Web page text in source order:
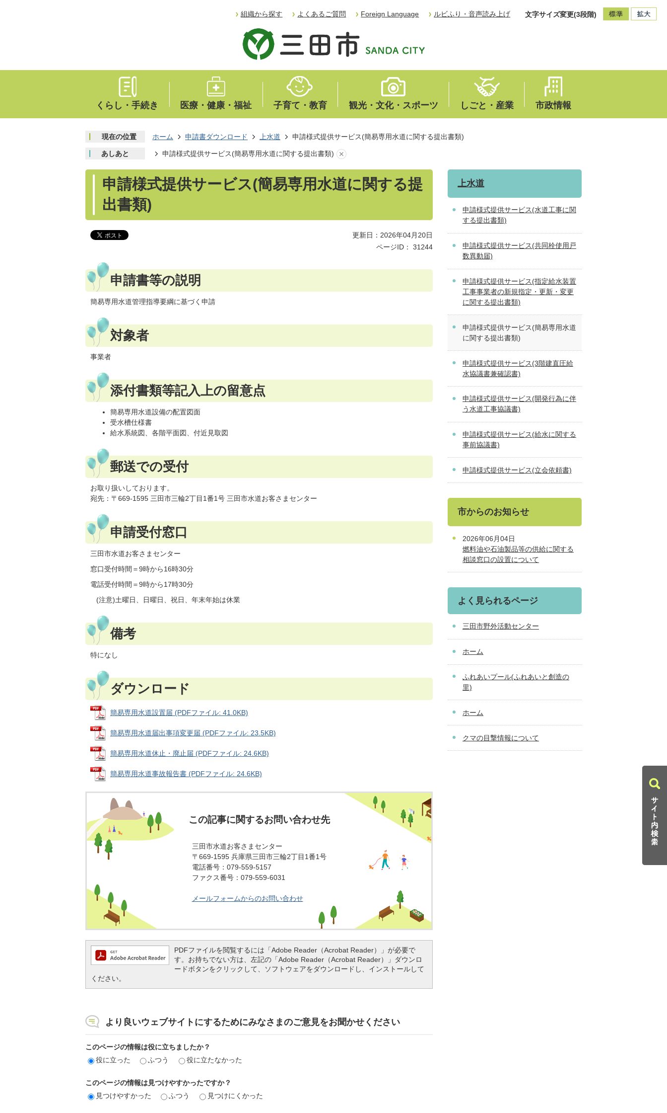
組織から探す よくあるご質問 Foreign Language ルビふり・音声読み上げ 文字サイズ変更(3段階)
くらし・手続き 医療・健康・福祉 子育て・教育 観光・文化・スポーツ しごと・産業 市政情報
現在の位置 ホーム 申請書ダウンロード 上水道 申請様式提供サービス(簡易専用水道に関する提出書類)
あしあと 申請様式提供サービス(簡易専用水道に関する提出書類)
申請様式提供サービス(簡易専用水道に関する提
出書類)
更新日：2026年04月20日
ページID：
31244
申請書等の説明
簡易専用水道管理指導要綱に基づく申請
対象者
事業者
添付書類等記入上の留意点
簡易専用水道設備の配置図面
受水槽仕様書
給水系統図、各階平面図、付近見取図
郵送での受付
お取り扱いしております。
宛先：〒669-1595 三田市三輪2丁目1番1号 三田市水道お客さまセンター
申請受付窓口
三田市水道お客さまセンター
窓口受付時間＝9時から16時30分
電話受付時間＝9時から17時30分
(注意)土曜日、日曜日、祝日、年末年始は休業
備考
特になし
ダウンロード
簡易専用水道設置届 (PDFファイル: 41.0KB)
簡易専用水道届出事項変更届 (PDFファイル: 23.5KB)
簡易専用水道休止・廃止届 (PDFファイル: 24.6KB)
簡易専用水道事故報告書 (PDFファイル: 24.6KB)
この記事に関するお問い合わせ先
三田市水道お客さまセンター
〒669-1595 兵庫県三田市三輪2丁目1番1号
電話番号：079-559-5157
ファクス番号：079-559-6031
メールフォームからのお問い合わせ
PDFファイルを閲覧するには「Adobe Reader（Acrobat Reader）」が必要で
す。お持ちでない方は、左記の「Adobe Reader（Acrobat Reader）」ダウンロ
ードボタンをクリックして、ソフトウェアをダウンロードし、インストールして
ください。
より良いウェブサイトにするためにみなさまのご意見をお聞かせください
このページの情報は役に立ちましたか？
役に立った
ふつう 役に立たなかった
このページの情報は見つけやすかったですか？
見つけやすかった
ふつう 見つけにくかった
上水道
申請様式提供サービス(水道工事に関
する提出書類)
申請様式提供サービス(共同栓使用戸
数異動届)
申請様式提供サービス(指定給水装置
工事事業者の新規指定・更新・変更
に関する提出書類)
申請様式提供サービス(簡易専用水道
に関する提出書類)
申請様式提供サービス(3階建直圧給
水協議書兼確認書)
申請様式提供サービス(開発行為に伴
う水道工事協議書)
申請様式提供サービス(給水に関する
事前協議書)
申請様式提供サービス(立会依頼書)
市からのお知らせ
2026年06月04日
燃料油や石油製品等の供給に関する
相談窓口の設置について
よく見られるページ
三田市野外活動センター
ホーム
ふれあいプール(ふれあいと創造の
里)
ホーム
クマの目撃情報について